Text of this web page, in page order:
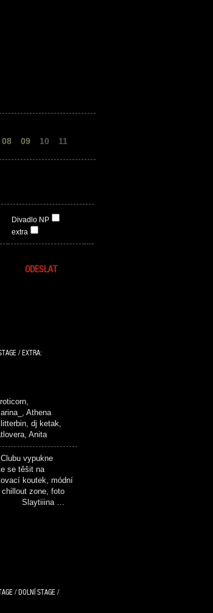
08 09 10 11
Divadlo NP
extra
/ EXTRA:
Athena
dj ketak,
Anita
vypukne
se těšit na
koutek, módní
chillout zone, foto
Slaytiiina …
/ DOLNÍ STAGE /